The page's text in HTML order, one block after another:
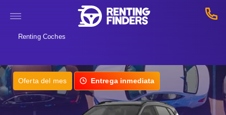
Renting Coches
Oferta del mes Entrega inmediata